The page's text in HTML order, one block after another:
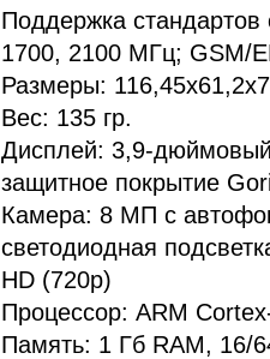
Поддержка
1700, 2100 МГц; GSM/
Размеры:
Вес: 135 гр.
Дисплей: 3,9-
защитное покрытие
Камера: 8 МП с
светодиодная
HD (720p)
Процессор: ARM
Память: 1 Гб RAM, 16/